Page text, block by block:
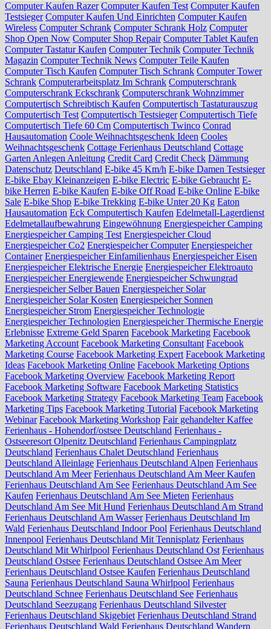
Computer Kaufen Razer Computer Kaufen Test Computer Kaufen
Testsieger Computer Kaufen Und Einrichten Computer Kaufen
Wireless Computer Schrank Computer Schrank Holz Computer
Shop Open Now Computer Shop Repair Computer Tablet Kaufen
Computer Tastatur Kaufen Computer Technik Computer Technik
Magazin Computer Technik News Computer Teile Kaufen
Computer Tisch Kaufen Computer Tisch Schrank Computer Tower
Schrank Computerarbeitsplatz Im Schrank Computerschrank
Computerschrank Eckschrank Computerschrank Wohnzimmer
Computertisch Schreibtisch Kaufen Computertisch Tastaturauszug
Computertisch Test Computertisch Testsieger Computertisch Tiefe
Computertisch Tiefe 60 Cm Computertisch Twinco Conrad
Hausautomation Coole Weihnachtsgeschenk Ideen Cooles
Weihnachtsgeschenk Cottage Ferienhaus Deutschland Cottage
Garten Anlegen Anleitung Credit Card Credit Check Dämmung
Datenschutz Deutschland E-bike 45 Km/h E-bike Damen Testsieger
E-bike Ebay Kleinanzeigen E-bike Electric E-bike Gebraucht E-
bike Herren E-bike Kaufen E-bike Off Road E-bike Online E-bike
Sale E-bike Shop E-bike Trekking E-bike Unter 20 Kg Eaton
Hausautomation Eck Computertisch Kaufen Edelmetall-Lagerdienst
Edelmetallaufbewahrung Eingewöhnung Energiespeicher Camping
Energiespeicher Camping Test Energiespeicher Cloud
Energiespeicher Co2 Energiespeicher Computer Energiespeicher
Container Energiespeicher Einfamilienhaus Energiespeicher Eisen
Energiespeicher Elektrische Energie Energiespeicher Elektroauto
Energiespeicher Energiewende Energiespeicher Schwungrad
Energiespeicher Selber Bauen Energiespeicher Solar
Energiespeicher Solar Kosten Energiespeicher Sonnen
Energiespeicher Strom Energiespeicher Technologie
Energiespeicher Technologien Energiespeicher Thermische Energie
Erlebnisse Extreme Geld Sparen Facebook Marketing Facebook
Marketing Account Facebook Marketing Consultant Facebook
Marketing Course Facebook Marketing Expert Facebook Marketing
Ideas Facebook Marketing Online Facebook Marketing Options
Facebook Marketing Overview Facebook Marketing Report
Facebook Marketing Software Facebook Marketing Statistics
Facebook Marketing Strategy Facebook Marketing Team Facebook
Marketing Tips Facebook Marketing Tutorial Facebook Marketing
Webinar Facebook Marketing Workshop Fair gehandelter Kaffee
Ferienhaus - Hohendorf/ostsee Deutschland Ferienhaus -
Ostseeresort Olpenitz Deutschland Ferienhaus Campingplatz
Deutschland Ferienhaus Chalet Deutschland Ferienhaus
Deutschland Alleinlage Ferienhaus Deutschland Alpen Ferienhaus
Deutschland Am Meer Ferienhaus Deutschland Am Meer Kaufen
Ferienhaus Deutschland Am See Ferienhaus Deutschland Am See
Kaufen Ferienhaus Deutschland Am See Mieten Ferienhaus
Deutschland Am See Mit Hund Ferienhaus Deutschland Am Strand
Ferienhaus Deutschland Am Wasser Ferienhaus Deutschland Im
Wald Ferienhaus Deutschland Indoor Pool Ferienhaus Deutschland
Innenpool Ferienhaus Deutschland Mit Tennisplatz Ferienhaus
Deutschland Mit Whirlpool Ferienhaus Deutschland Ost Ferienhaus
Deutschland Ostsee Ferienhaus Deutschland Ostsee Am Meer
Ferienhaus Deutschland Ostsee Kaufen Ferienhaus Deutschland
Sauna Ferienhaus Deutschland Sauna Whirlpool Ferienhaus
Deutschland Schnee Ferienhaus Deutschland See Ferienhaus
Deutschland Seezugang Ferienhaus Deutschland Silvester
Ferienhaus Deutschland Skigebiet Ferienhaus Deutschland Strand
Ferienhaus Deutschland Wald Ferienhaus Deutschland Wandern